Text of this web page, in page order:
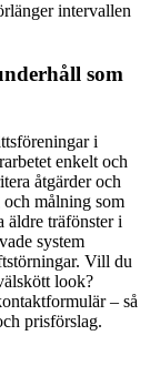
intervallen
som
i
enkelt och
åtgärder och
målning som
äldre träfönster i
system
Vill du
look?
– så
prisförslag.